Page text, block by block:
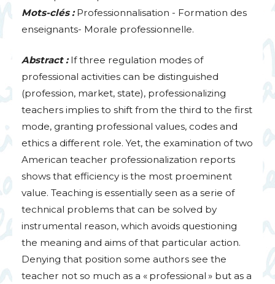
Mots-clés : Professionnalisation - Formation des
enseignants- Morale professionnelle.
Abstract : If three regulation modes of
professional activities can be distinguished
(profession, market, state), professionalizing
teachers implies to shift from the third to the first
mode, granting professional values, codes and
ethics a different role. Yet, the examination of two
American teacher professionalization reports
shows that efficiency is the most proeminent
value. Teaching is essentially seen as a serie of
technical problems that can be solved by
instrumental reason, which avoids questioning
the meaning and aims of that particular action.
Denying that position some authors see the
teacher not so much as a « professional » but as a